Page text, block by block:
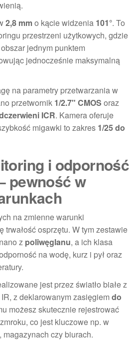
2,8 mmo kącie widzenia 101°. To
przestrzeni użytkowych, gdzie
jednym punktem
jednocześnie maksymalną
na parametry przetwarzania w
przetwornik 1/2.7" CMOS oraz
ICR. Kamera oferuje
migawki to zakres 1/25 do
i odporność
pewność w
na zmienne warunki
trwałość osprzętu. W tym zestawie
z poliwęglanu, a ich klasa
na wodę, kurz i pył oraz
jest przez światło białe z
z deklarowanym zasięgiem do
możesz skutecznie rejestrować
co jest kluczowe np. w
czy biurach.